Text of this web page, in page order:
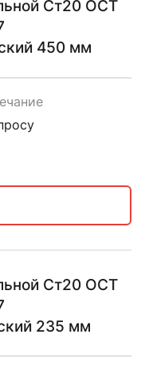
Ст20 ОСТ
450 мм
Ст20 ОСТ
235 мм